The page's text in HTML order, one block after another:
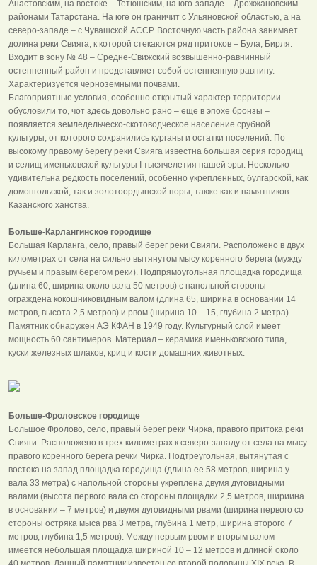
Анастовским, на востоке – Тетюшским, на юго-западе – Дрожжановским
районами Татарстана. На юге он граничит с Ульяновской областью, а на
северо-западе – с Чувашской АССР. Восточную часть района занимает
долина реки Свияга, к которой стекаются ряд притоков – Була, Бирля.
Входит в зону № 48 – Средне-Свижский возвышенно-равнинный
остепненный район и представляет собой остепненную равнину.
Характеризуется черноземными почвами.
Благоприятные условия, особенно открытый характер территории
обусловили то, чот здесь довольно рано – еще в эпохе бронзы –
появляется земледельческо-скотоводческое население срубной
культуры, от которого сохранились курганы и остатки поселений. По
высокому правому берегу реки Свияга известна большая серия городищ
и селищ именьковской культуры I тысячелетия нашей эры. Несколько
удивительна редкость поселений, особенно укрепленных, булгарской, как
домонгольской, так и золотоордынской поры, также как и памятников
Казанского ханства.
Больше-Карлангинское городище
Большая Карланга, село, правый берег реки Свияги. Расположено в двух
километрах от села на сильно вытянутом мысу коренного берега (мужду
ручьем и правым берегом реки). Подпрямоугольная площадка городища
(длина 60, ширина около вала 50 метров) с напольной стороны
ограждена кокошниковидным валом (длина 65, ширина в основании 14
метров, высота 2,5 метров) и рвом (ширина 10 – 15, глубина 2 метра).
Памятник обнаружен АЭ КФАН в 1949 году. Культурный слой имеет
мощность 60 сантимеров. Материал – керамика именьковского типа,
куски железных шлаков, криц и кости домашних животных.
Больше-Фроловское городище
Большое Фролово, село, правый берег реки Чирка, правого притока реки
Свияги. Расположено в трех километрах к северо-западу от села на мысу
правого коренного берега речки Чирка. Подтреугольная, вытянутая с
востока на запад площадка городища (длина ее 58 метров, ширина у
вала 33 метра) с напольной стороны укреплена двумя дуговидными
валами (высота первого вала со стороны площадки 2,5 метров, шириина
в основании – 7 метров) и двумя дуговидными рвами (ширина первого со
стороны остряка мыса рва 3 метра, глубина 1 метр, ширина второго 7
метров, глубина 1,5 метров). Между первым рвом и вторым валом
имеется небольшая площадка шириной 10 – 12 метров и длиной около